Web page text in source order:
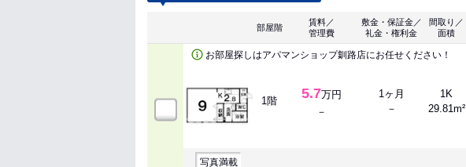
部屋階
賃料／
管理費
敷金・保証金／
礼金・権利金
間取り／
面積
お部屋探しはアパマンショップ釧路店にお任せください！
1階 5.7万円
－
1ヶ月
－
1K
29.81m²
写真満載